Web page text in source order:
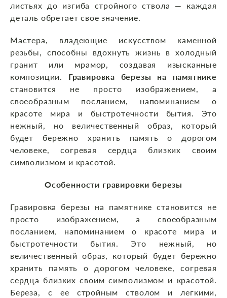
листьях до изгиба стройного ствола — каждая
деталь обретает свое значение.
Мастера, владеющие искусством каменной
резьбы, способны вдохнуть жизнь в холодный
гранит или мрамор, создавая изысканные
композиции. Гравировка березы на памятнике
становится не просто изображением, а
своеобразным посланием, напоминанием о
красоте мира и быстротечности бытия. Это
нежный, но величественный образ, который
будет бережно хранить память о дорогом
человеке, согревая сердца близких своим
символизмом и красотой.
Особенности гравировки березы
Гравировка березы на памятнике становится не
просто изображением, а своеобразным
посланием, напоминанием о красоте мира и
быстротечности бытия. Это нежный, но
величественный образ, который будет бережно
хранить память о дорогом человеке, согревая
сердца близких своим символизмом и красотой.
Береза, с ее стройным стволом и легкими,